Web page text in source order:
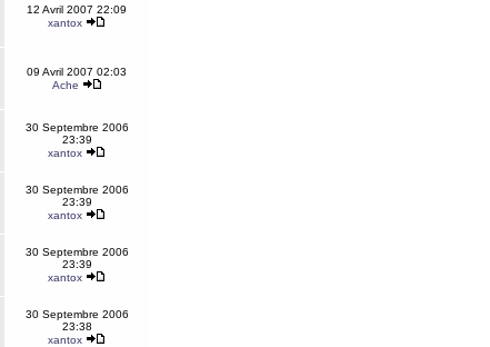
12 Avril 2007 22:09
xantox
09 Avril 2007 02:03
Ache
30 Septembre 2006
23:39
xantox
30 Septembre 2006
23:39
xantox
30 Septembre 2006
23:39
xantox
30 Septembre 2006
23:38
xantox